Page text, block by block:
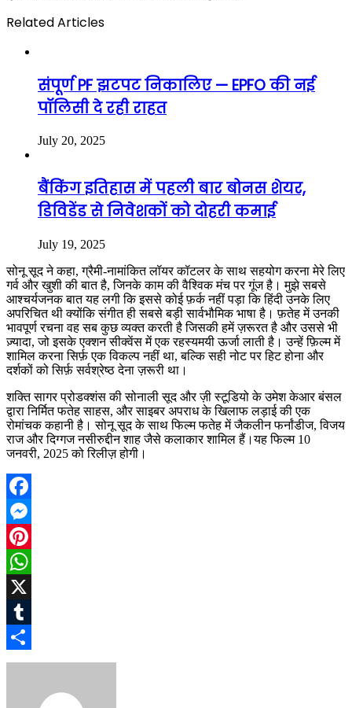
Related Articles
संपूर्ण PF झटपट निकालिए — EPFO की नई
पॉलिसी दे रही राहत
July 20, 2025
बैंकिंग इतिहास में पहली बार बोनस शेयर,
डिविडेंड से निवेशकों को दोहरी कमाई
July 19, 2025
सोनू सूद ने कहा, ग्रैमी-नामांकित लॉयर कॉटलर के साथ सहयोग करना मेरे लिए
गर्व और खुशी की बात है, जिनके काम की वैश्विक मंच पर गूंज है। मुझे सबसे
आश्चर्यजनक बात यह लगी कि इससे कोई फ़र्क नहीं पड़ा कि हिंदी उनके लिए
अपरिचित थी क्योंकि संगीत ही सबसे बड़ी सार्वभौमिक भाषा है। फ़तेह में उनकी
भावपूर्ण रचना वह सब कुछ व्यक्त करती है जिसकी हमें ज़रूरत है और उससे भी
ज़्यादा, जो इसके एक्शन सीक्वेंस में एक रहस्यमयी ऊर्जा लाती है। उन्हें फ़िल्म में
शामिल करना सिर्फ़ एक विकल्प नहीं था, बल्कि सही नोट पर हिट होना और
दर्शकों को सिर्फ़ सर्वश्रेष्ठ देना ज़रूरी था।
शक्ति सागर प्रोडक्शंस की सोनाली सूद और ज़ी स्टूडियो के उमेश केआर बंसल
द्वारा निर्मित फतेह साहस, और साइबर अपराध के खिलाफ लड़ाई की एक
रोमांचक कहानी है। सोनू सूद के साथ फिल्म फतेह में जैकलीन फर्नांडीज, विजय
राज और दिग्गज नसीरुद्दीन शाह जैसे कलाकार शामिल हैं।यह फिल्म 10
जनवरी, 2025 को रिलीज़ होगी।
Facebook
Messenger
Pinterest
WhatsApp
X
Tumblr
Share